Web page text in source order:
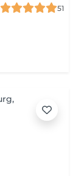
51